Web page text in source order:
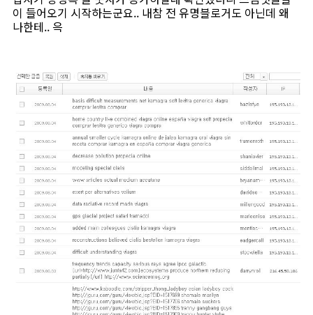
이 들어오기 시작하는군요.. 내참 전 유명블로거도 아닌데 왜
나한테.. 윽